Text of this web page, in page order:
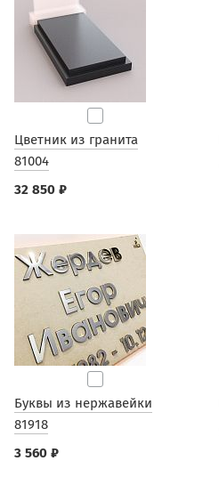
Цветник из гранита
81004
32 850 ₽
Буквы из нержавейки
81918
3 560 ₽